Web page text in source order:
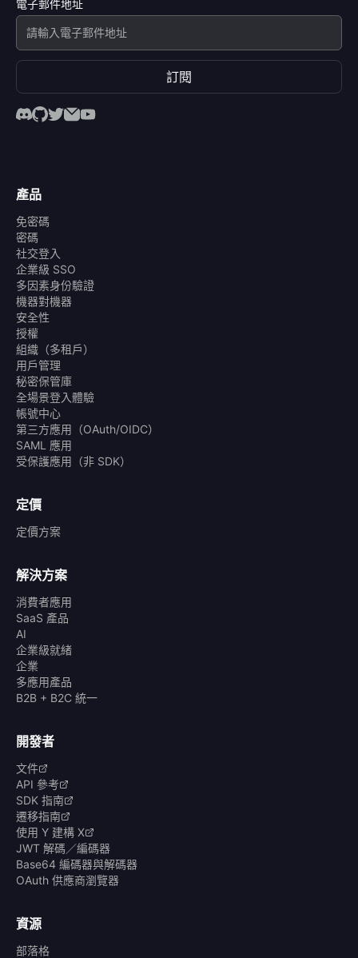
電子郵件地址
訂閱
產品
免密碼
密碼
社交登入
企業級 SSO
多因素身份驗證
機器對機器
安全性
授權
組織（多租戶）
用戶管理
秘密保管庫
全場景登入體驗
帳號中心
第三方應用（OAuth/OIDC）
SAML 應用
受保護應用（非 SDK）
定價
定價方案
解決方案
消費者應用
SaaS 產品
AI
企業級就緒
企業
多應用產品
B2B + B2C 統一
開發者
文件
API 參考
SDK 指南
遷移指南
使用 Y 建構 X
JWT 解碼／編碼器
Base64 編碼器與解碼器
OAuth 供應商瀏覽器
資源
部落格